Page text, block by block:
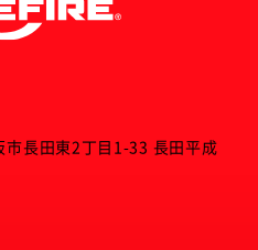
長田東2丁目1-33 長田平成